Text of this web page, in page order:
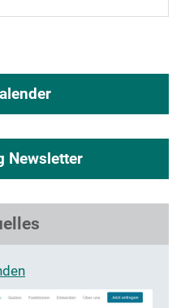
Newsletter